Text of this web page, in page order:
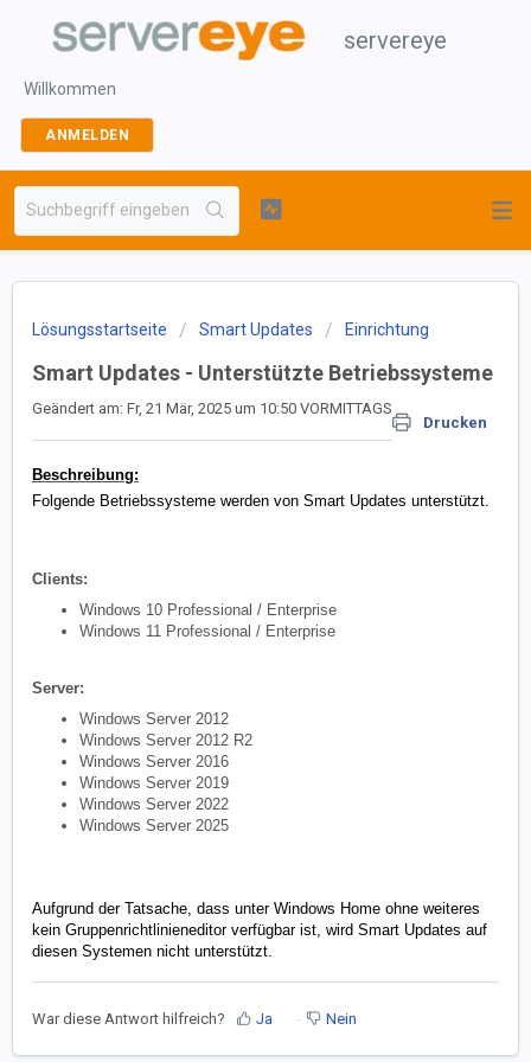
servereye
Willkommen
ANMELDEN
Lösungsstartseite Smart Updates Einrichtung
Smart Updates - Unterstützte Betriebssysteme
Drucken
Geändert am: Fr, 21 Mär, 2025 um 10:50 VORMITTAGS
Beschreibung:
Folgende Betriebssysteme werden von Smart Updates unterstützt.
Clients:
Windows 10 Professional / Enterprise
Windows 11 Professional / Enterprise
Server:
Windows Server 2012
Windows Server 2012 R2
Windows Server 2016
Windows Server 2019
Windows Server 2022
Windows Server 2025
Aufgrund der Tatsache, dass unter Windows Home ohne weiteres
kein Gruppenrichtlinieneditor verfügbar ist, wird Smart Updates auf
diesen Systemen nicht unterstützt.
War diese Antwort hilfreich? Ja Nein